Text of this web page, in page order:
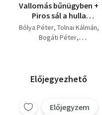
Vallomás bűnügyben +
Piros sál a hulla
nyakán + Márta
rosszlány lett +
Bólya Péter Tolnai Kálmán
Bogáti Péter
Előjegyezhető
Előjegyzem